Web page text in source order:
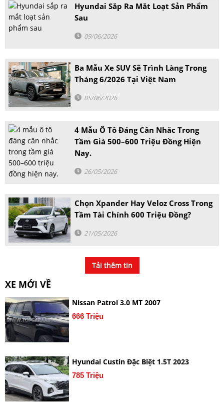
Hyundai Sắp Ra Mắt Loạt Sản Phẩm
Sau
09/06/2026
Ba Mẫu Xe SUV Sẽ Trình Làng Trong
Tháng 6/2026 Tại Việt Nam
05/06/2026
4 Mẫu Ô Tô Đáng Cân Nhắc Trong
Tầm Giá 500–600 Triệu Đồng Hiện
Nay.
26/05/2026
Chọn Xpander Hay Veloz Cross Trong
Tầm Tài Chính 600 Triệu Đồng?
21/05/2026
Tải thêm tin
XE MỚI VỀ
Nissan Patrol 3.0 MT 2007
666 Triệu
Hyundai Custin Đặc Biệt 1.5T 2023
785 Triệu